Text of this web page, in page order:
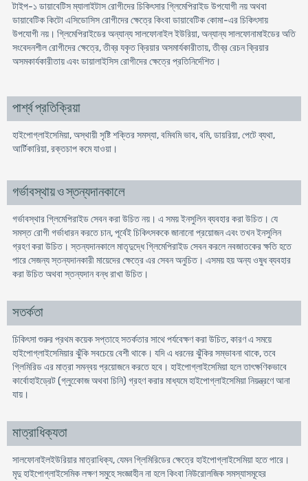
টাইপ-১ ডায়াবেটিস ম্যালাইটাস রোগীদের চিকিৎসার গ্লিমেপিরাইড উপযোগী নয় অথবা
ডায়াবেটিক কিটো এসিডোসিস রোগীদের ক্ষেত্রে কিংবা ডায়াবেটিক কোমা-এর চিকিৎসায়
উপযোগী নয়। গ্লিমেপিরাইডের অন্যান্য সালফোনাইল ইউরিয়া, অন্যান্য সালফোনামাইডের অতি
সংবেদনশীল রোগীদের ক্ষেত্রে, তীব্র যকৃত ক্রিয়ার অসমার্যকারীতায়, তীব্র রেচন ক্রিয়ার
অসমকার্যকারীতায় এবং ডায়ালাইসিস রোগীদের ক্ষেত্রে প্রতিনির্দেশিত।
পার্শ্ব প্রতিক্রিয়া
হাইপোগ্লাইসেমিয়া, অস্থায়ী সৃষ্টি শক্তির সমস্যা, বমিবমি ভাব, বমি, ডায়রিয়া, পেটে ব্যথা,
আর্টিকারিয়া, রক্তচাপ কমে যাওয়া।
গর্ভাবস্থায় ও স্তন্যদানকালে
গর্ভাবস্থার গ্লিমেপিরাইড সেবন করা উচিত নয়। এ সময় ইনসুলিন ব্যবহার করা উচিত। যে
সমস্ত রোগী গর্ভাধারন করতে চান, পূর্বেই চিকিৎসককে জানানো প্রয়োজন এবং তখন ইনসুলিন
গ্রহণ করা উচিত। স্তন্যদানকালে মাতৃদুদ্ধে গ্লিমেপিরাইড সেবন করলে নবজাতকের ক্ষতি হতে
পারে সেজন্য স্তন্যদানকারী মায়েদের ক্ষেত্রে এর সেবন অনুচিত। এসময় হয় অন্য ওষুধ ব্যবহার
করা উচিত অথবা স্তন্যদান বন্ধ রাখা উচিত।
সতর্কতা
চিকিৎসা শুরুর প্রথম কয়েক সপ্তাহে সতর্কতার সাথে পর্যবেক্ষণ করা উচিত, কারণ এ সময়ে
হাইপোগ্লাইসেমিয়ার ঝুঁকি সবচেয়ে বেশী থাকে। যদি এ ধরনের ঝুঁকির সম্ভাবনা থাকে, তবে
গ্লিমিরিড এর মাত্রা সমন্বয় প্রয়োজনে করতে হবে। হাইপোগ্লাইসেমিয়া হলে তাৎক্ষণিকভাবে
কার্বোহাইড্রেট (গ্লুকোেজ অথবা চিনি) গ্রহণ করার মাধ্যমে হাইপোগ্লাইসেমিয়া নিয়ন্ত্রণে আনা
যায়।
মাত্রাধিক্যতা
সালফোনাইলইউরিয়ার মাত্রাধিক্য, যেমন গ্লিমিরিডের ক্ষেত্রে হাইপোগ্লাইসেমিয়া হতে পারে।
মৃদু হাইপোগ্লাইসেমিক লক্ষণ সমুহে সংজ্ঞাহীন না হলে কিংবা নিউরোলজিক সমস্যাসমূহের